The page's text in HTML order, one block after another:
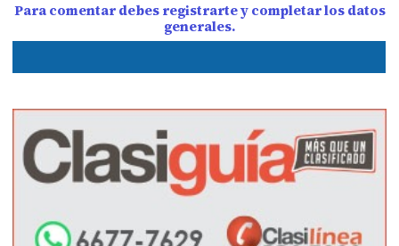
Para comentar debes registrarte y completar los datos
generales.